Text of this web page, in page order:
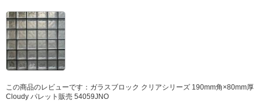
この商品のレビューです： ガラスブロック クリアシリーズ 190mm角×80mm厚
Cloudy パレット販売 54059JNO